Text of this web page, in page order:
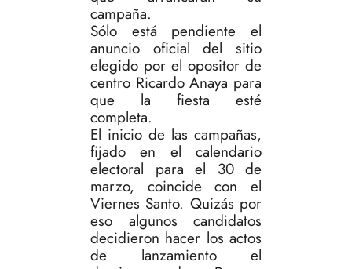
campaña.
Sólo está pendiente el
anuncio oficial del sitio
elegido por el opositor de
centro Ricardo Anaya para
que la fiesta esté
completa.
El inicio de las campañas,
fijado en el calendario
electoral para el 30 de
marzo, coincide con el
Viernes Santo. Quizás por
eso algunos candidatos
decidieron hacer los actos
de lanzamiento el